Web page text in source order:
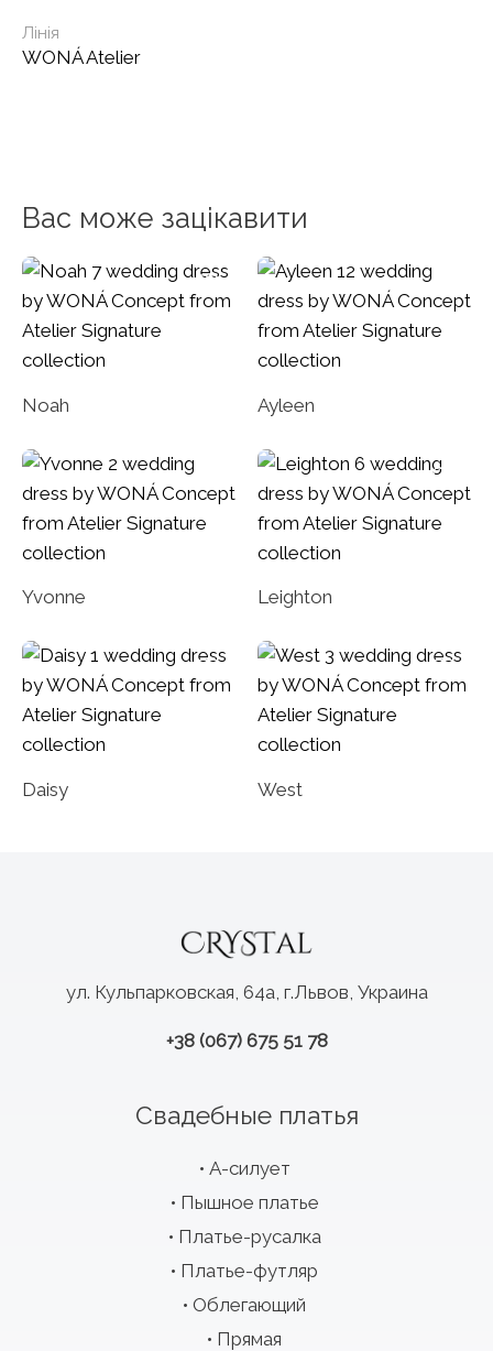
Лінія
WONÁ Atelier
Вас може зацікавити
Noah Ayleen
Yvonne Leighton
Daisy West
ул. Кульпарковская, 64а, г.Львов, Украина
+38 (067) 675 51 78
Свадебные платья
А-силует
Пышное платье
Платье-русалка
Платье-футляр
Облегающий
Прямая